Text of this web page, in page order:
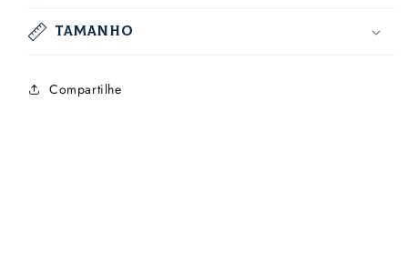
Tamanho
Compartilhe